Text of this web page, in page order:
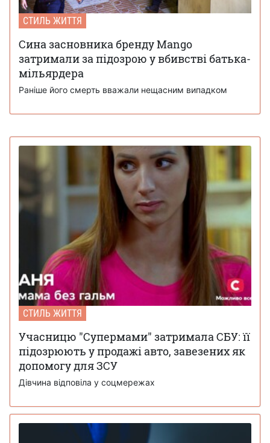
СТИЛЬ ЖИТТЯ
Сина засновника бренду Mango
затримали за підозрою у вбивстві батька-
мільярдера
Раніше його смерть вважали нещасним випадком
СТИЛЬ ЖИТТЯ
Учасницю "Супермами" затримала СБУ: її
підозрюють у продажі авто, завезених як
допомогу для ЗСУ
Дівчина відповіла у соцмережах